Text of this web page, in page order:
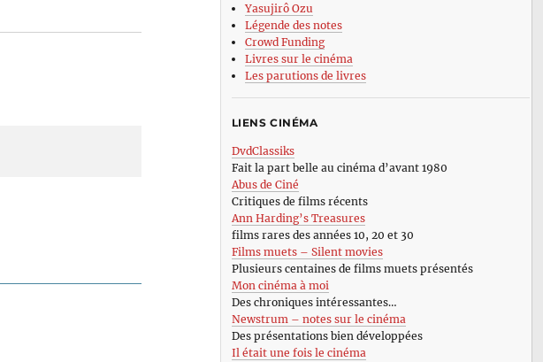
Yasujirô Ozu
Légende des notes
Crowd Funding
Livres sur le cinéma
Les parutions de livres
LIENS CINÉMA
DvdClassiks
Fait la part belle au cinéma d’avant 1980
Abus de Ciné
Critiques de films récents
Ann Harding’s Treasures
films rares des années 10, 20 et 30
Films muets – Silent movies
Plusieurs centaines de films muets présentés
Mon cinéma à moi
Des chroniques intéressantes…
Newstrum – notes sur le cinéma
Des présentations bien développées
Il était une fois le cinéma